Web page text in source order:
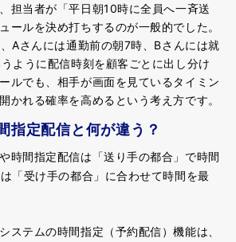
担当者が「平日朝10時に全員へ一斉送
ールを決め打ちするのが一般的でした。
Aさんには通勤前の朝7時、Bさんには就
ように配信時刻を顧客ごとに出し分け
ルでも、相手が画面を見ているタイミン
かれる確率を高めるという考え方です。
指定配信と何が違う？
時間指定配信は「送り手の都合」で時間
「受け手の都合」に合わせて時間を最
ステムの時間指定（予約配信）機能は、